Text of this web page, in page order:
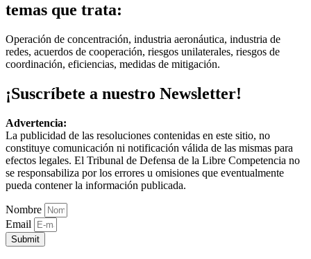
temas que trata:
Operación de concentración, industria aeronáutica, industria de
redes, acuerdos de cooperación, riesgos unilaterales, riesgos de
coordinación, eficiencias, medidas de mitigación.
¡Suscríbete a nuestro Newsletter!
Advertencia:
La publicidad de las resoluciones contenidas en este sitio, no
constituye comunicación ni notificación válida de las mismas para
efectos legales. El Tribunal de Defensa de la Libre Competencia no
se responsabiliza por los errores u omisiones que eventualmente
pueda contener la información publicada.
Nombre
Email
Submit